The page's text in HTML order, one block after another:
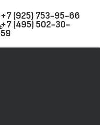
+7 (925) 753-95-66
+7 (495) 502-30-
59